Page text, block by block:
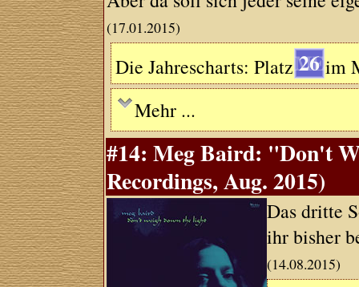
(17.01.2015)
Die Jahrescharts: Platz 26 im
Mehr ...
#14: Meg Baird: "Don't
Recordings, Aug. 2015)
Das dritte
ihr bisher
(14.08.2015)